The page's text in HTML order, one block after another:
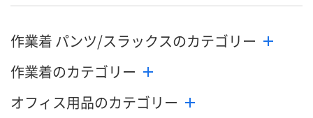
お届け日 8月24日（月）まで 8月24日（月）まで 8月24日（月）
数量
カゴへ
数量 数量
作業着 パンツ/スラックスのカテゴリー
作業着のカテゴリー
オフィス用品のカテゴリー